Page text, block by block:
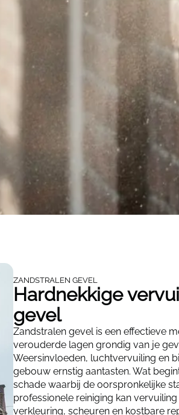
ZANDSTRALEN GEVEL
Hardnekkige
gevel
Zandstralen gevel is een effectieve
verouderde lagen grondig van je
Weersinvloeden, luchtvervuiling en
gebouw ernstig aantasten. Wat
schade waarbij de oorspronkelijke
professionele reiniging kan
verkleuring, scheuren en kostbare